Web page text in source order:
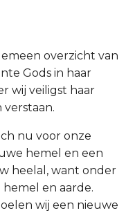
overzicht van
Gods in haar
wij veiligst haar
nu voor onze
hemel en een
heelal, want onder
en aarde.
wij een nieuwe